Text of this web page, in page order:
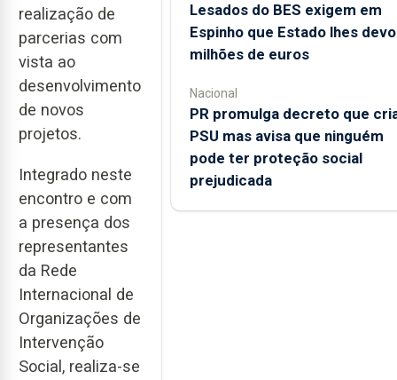
realização de
parcerias com
vista ao
desenvolvimento
de novos
projetos.
Integrado neste
encontro e com
a presença dos
representantes
da Rede
Internacional de
Organizações de
Intervenção
Social, realiza-se
Lesados do BES exigem em
Espinho que Estado lhes
milhões de euros
Nacional
PR promulga decreto que
PSU mas avisa que ninguém
pode ter proteção social
prejudicada